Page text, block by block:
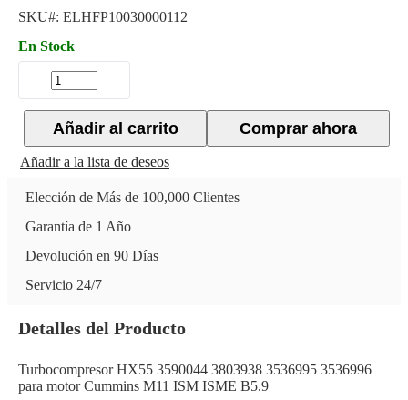
SKU#: ELHFP10030000112
En Stock
Comprar ahora
Añadir al carrito
Añadir a la lista de deseos
Elección de Más de 100,000 Clientes
Garantía de 1 Año
Devolución en 90 Días
Servicio 24/7
Detalles del Producto
Turbocompresor HX55 3590044 3803938 3536995 3536996
para motor Cummins M11 ISM ISME B5.9